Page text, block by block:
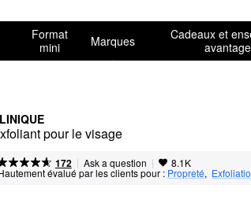
Format
mini
Marques
Cadeaux et
pour le visage
172 | Ask a question | 8.1K
évalué par les clients pour : Propreté,